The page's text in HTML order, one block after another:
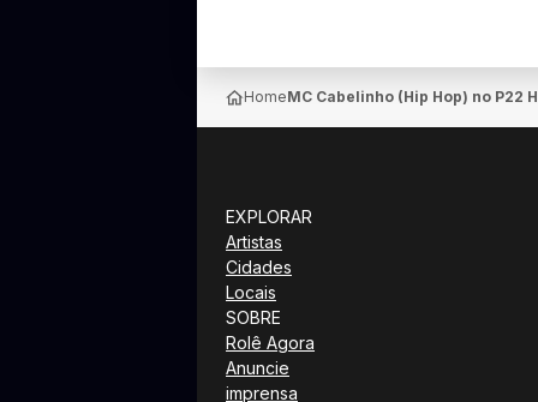
HomeMC Cabelinho (Hip Hop) no P22
EXPLORAR
Artistas
Cidades
Locais
SOBRE
Rolê Agora
Anuncie
imprensa